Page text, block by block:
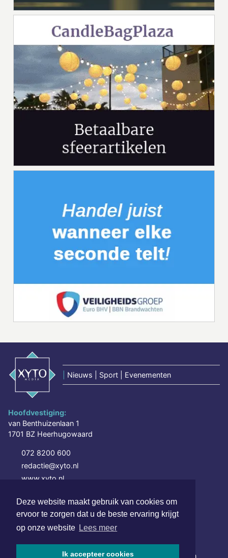
Deze website maakt gebruik van cookies om
ervoor te zorgen dat u de beste ervaring krijgt
op onze website Lees meer
Ik accepteer cookies
Nieuws | Sport | Evenementen
Hoofdvestiging:
van Benthuizenlaan 1
1701 BZ Heerhugowaard
072 8200 600
redactie@xyto.nl
www.xyto.nl
SOCIAL MEDIA
Schrijf je in voor onze nieuwsbrief en krijg wekelijks een